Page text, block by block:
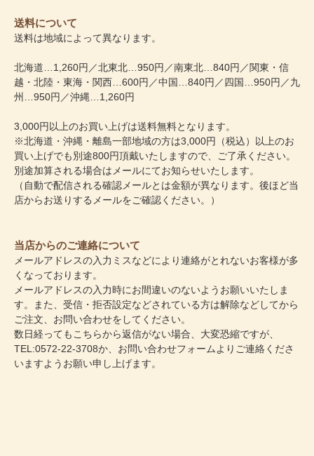
送料について
送料は地域によって異なります。
北海道…1,260円／北東北…950円／南東北…840円／関東・信
越・北陸・東海・関西…600円／中国…840円／四国…950円／九
州…950円／沖縄…1,260円
3,000円以上のお買い上げは送料無料となります。
※北海道・沖縄・離島一部地域の方は3,000円（税込）以上のお
買い上げでも別途800円頂戴いたしますので、ご了承ください。
別途加算される場合はメールにてお知らせいたします。
（自動で配信される確認メールとは金額が異なります。後ほど当
店からお送りするメールをご確認ください。）
当店からのご連絡について
メールアドレスの入力ミスなどにより連絡がとれないお客様が多
くなっております。
メールアドレスの入力時にお間違いのないようお願いいたしま
す。また、受信・拒否設定などされている方は解除などしてから
ご注文、お問い合わせをしてください。
数日経ってもこちらから返信がない場合、大変恐縮ですが、
TEL:0572-22-3708か、 お問い合わせフォーム よりご連絡くださ
いますようお願い申し上げます。